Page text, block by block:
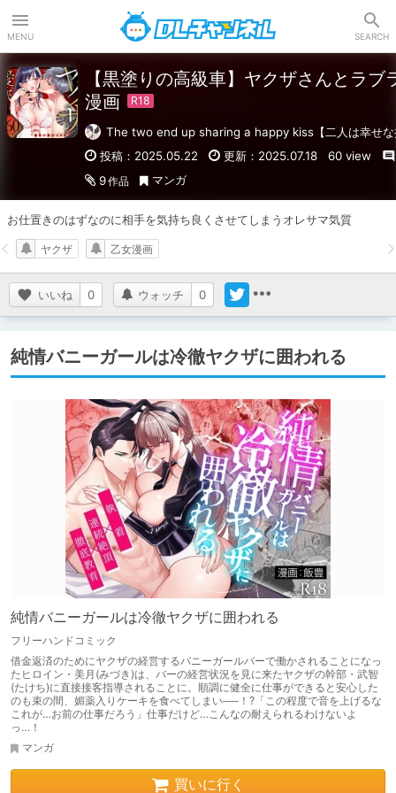
MENU SEARCH
【黒塗りの高級車】ヤクザさんとラブ
漫画
The two end up sharing a happy kiss【二人は幸せな
投稿：2025.05.22
更新：2025.07.18
60 view
9作品 マンガ
お仕置きのはずなのに相手を気持ち良くさせてしまうオレサマ気質
いいね 0 ウォッチ 0
ヤクザ 乙女漫画
純情バニーガールは冷徹ヤクザに囲われる
純情バニーガールは冷徹ヤクザに囲われる
フリーハンドコミック
借金返済のためにヤクザの経営するバニーガールバーで働かされることになっ
たヒロイン・美月(みづき)は、バーの経営状況を見に来たヤクザの幹部・武智
(たけち)に直接接客指導されることに。順調に健全に仕事ができると安心した
のも束の間、媚薬入りケーキを食べてしまい──！?「この程度で音を上げるな
これが…お前の仕事だろう」仕事だけど…こんなの耐えられるわけないよ
っ…！
マンガ
買いに行く